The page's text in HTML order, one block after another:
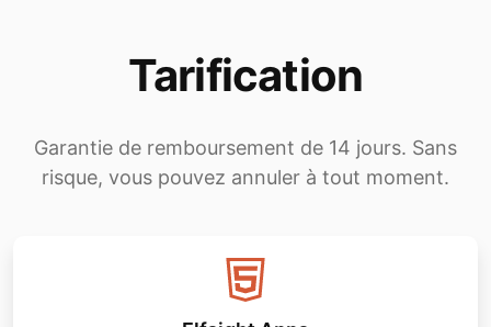
Tarification
Garantie de remboursement de 14 jours. Sans
risque, vous pouvez annuler à tout moment.